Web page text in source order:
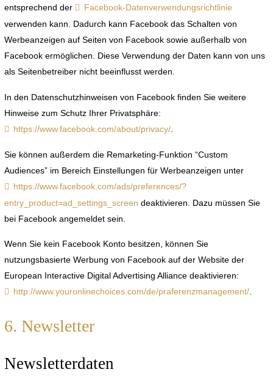
entsprechend der
Facebook-Datenverwendungsrichtlinie
verwenden kann. Dadurch kann Facebook das Schalten von
Werbeanzeigen auf Seiten von Facebook sowie außerhalb von
Facebook ermöglichen. Diese Verwendung der Daten kann von uns
als Seitenbetreiber nicht beeinflusst werden.
In den Datenschutzhinweisen von Facebook finden Sie weitere
Hinweise zum Schutz Ihrer Privatsphäre:
https://www.facebook.com/about/privacy/
Sie können außerdem die Remarketing-Funktion “Custom
Audiences” im Bereich Einstellungen für Werbeanzeigen unter
https://www.facebook.com/ads/preferences/?
entry_product=ad_settings_screen deaktivieren. Dazu müssen Sie
bei Facebook angemeldet sein.
Wenn Sie kein Facebook Konto besitzen, können Sie
nutzungsbasierte Werbung von Facebook auf der Website der
European Interactive Digital Advertising Alliance deaktivieren:
http://www.youronlinechoices.com/de/praferenzmanagement/.
6. Newsletter
Newsletterdaten